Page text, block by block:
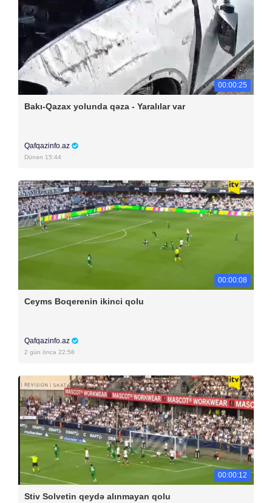
00:00:25
Bakı-Qazax yolunda qəza - Yaralılar var
Qafqazinfo.az
Dünən 15:44
00:00:08
Ceyms Boqerenin ikinci qolu
Qafqazinfo.az
2 gün öncə 22:58
00:00:12
Stiv Solvetin qeydə alınmayan qolu